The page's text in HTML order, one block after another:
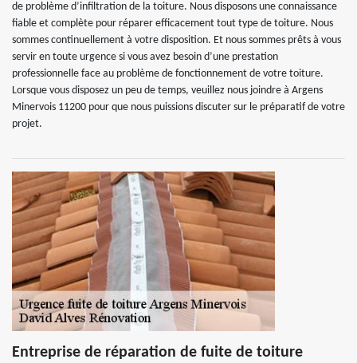
de problème d’infiltration de la toiture. Nous disposons une connaissance
fiable et complète pour réparer efficacement tout type de toiture. Nous
sommes continuellement à votre disposition. Et nous sommes prêts à vous
servir en toute urgence si vous avez besoin d’une prestation
professionnelle face au problème de fonctionnement de votre toiture.
Lorsque vous disposez un peu de temps, veuillez nous joindre à Argens
Minervois 11200 pour que nous puissions discuter sur le préparatif de votre
projet.
Entreprise de réparation de fuite de toiture